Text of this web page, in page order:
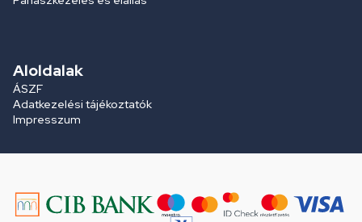
Aloldalak
ÁSZF
Adatkezelési tájékoztatók
Impresszum